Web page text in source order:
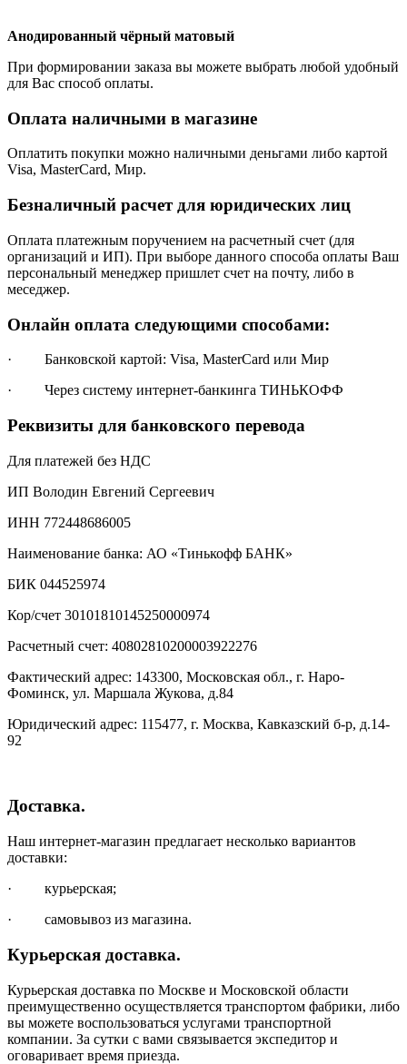
Анодированный чёрный матовый
При формировании заказа вы можете выбрать любой удобный
для Вас способ оплаты.
Оплата наличными в магазине
Оплатить покупки можно наличными деньгами либо картой
Visa, MasterCard, Мир.
Безналичный расчет для юридических лиц
Оплата платежным поручением на расчетный счет (для
организаций и ИП). При выборе данного способа оплаты Ваш
персональный менеджер пришлет счет на почту, либо в
меседжер.
Онлайн оплата следующими способами:
· Банковской картой: Visa, MasterCard или Мир
· Через систему интернет-банкинга ТИНЬКОФФ
Реквизиты для банковского перевода
Для платежей без НДС
ИП Володин Евгений Сергеевич
ИНН 772448686005
Наименование банка: АО «Тинькофф БАНК»
БИК 044525974
Кор/счет 30101810145250000974
Расчетный счет: 40802810200003922276
Фактический адрес: 143300, Московская обл., г. Наро-
Фоминск, ул. Маршала Жукова, д.84
Юридический адрес: 115477, г. Москва, Кавказский б-р, д.14-
92
Доставка.
Наш интернет-магазин предлагает несколько вариантов
доставки:
· курьерская;
· самовывоз из магазина.
Курьерская доставка.
Курьерская доставка по Москве и Московской области
преимущественно осуществляется транспортом фабрики, либо
вы можете воспользоваться услугами транспортной
компании. За сутки с вами связывается экспедитор и
оговаривает время приезда.